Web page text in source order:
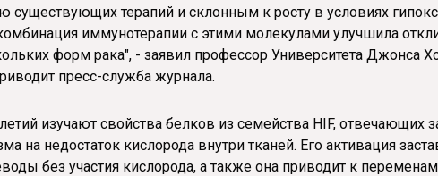
существующих терапий и склонным к росту в условиях
иммунотерапии с этими молекулами улучшила
форм рака", - заявил профессор Университета Джонса
пресс-служба журнала.
изучают свойства белков из семейства HIF, отвечающих
на недостаток кислорода внутри тканей. Его активация
без участия кислорода, а также она приводит к